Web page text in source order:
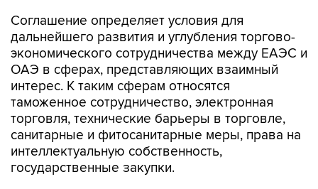
Соглашение определяет условия для
дальнейшего развития и углубления торгово-
экономического сотрудничества между ЕАЭС и
ОАЭ в сферах, представляющих взаимный
интерес. К таким сферам относятся
таможенное сотрудничество, электронная
торговля, технические барьеры в торговле,
санитарные и фитосанитарные меры, права на
интеллектуальную собственность,
государственные закупки.